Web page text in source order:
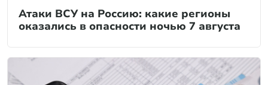
Атаки ВСУ на Россию: какие регионы
оказались в опасности ночью 7 августа